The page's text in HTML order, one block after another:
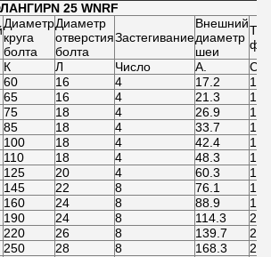
PN 25 WNRF
Диаметр
круга
болта
Диаметр
отверстия
болта
Застегивание
Внешний
диаметр
шеи
К Л Число А.
С2
60 16 4 17.2
14
65 16 4 21.3
14
75 18 4 26.9
14
85 18 4 33.7
14
100 18 4 42.4
18
110 18 4 48.3
18
125 20 4 60.3
18
145 22 8 76.1
18
160 24 8 88.9
18
190 24 8 114.3
22
220 26 8 139.7
26
250 28 8 168.3
26